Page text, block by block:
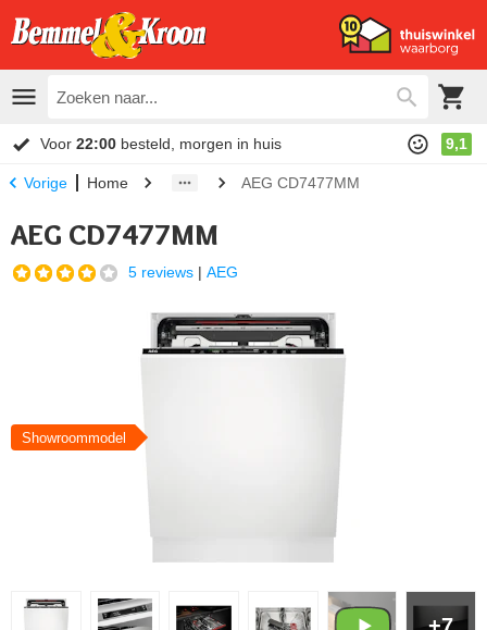
Voor 22:00 besteld, morgen in huis 9,1
Vorige Home AEG CD7477MM
AEG CD7477MM
5 reviews | AEG
Showroommodel